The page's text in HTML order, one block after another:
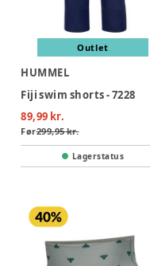
Outlet
HUMMEL
Fiji swim shorts - 7228
89,99 kr.
Før299,95 kr.
Lagerstatus